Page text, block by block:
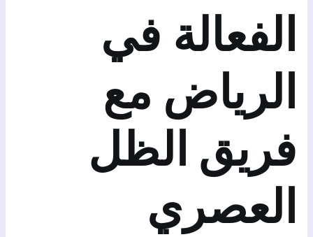
الفعالة في
الرياض مع
فريق الظل
العصري